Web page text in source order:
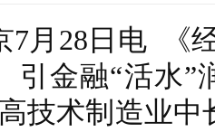
28日电 《经
引金融“活水”
技术制造业